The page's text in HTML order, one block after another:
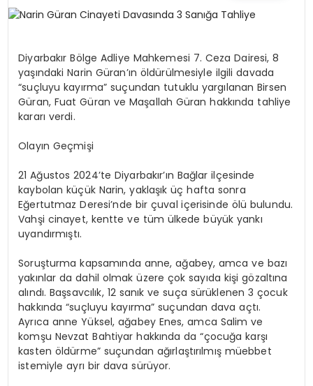
GÜNDEM
SAĞLIK
SPOR
Diyarbakır Bölge Adliye Mahkemesi 7. Ceza Dairesi, 8
yaşındaki Narin Güran’ın öldürülmesiyle ilgili davada
“suçluyu kayırma” suçundan tutuklu yargılanan Birsen
Güran, Fuat Güran ve Maşallah Güran hakkında tahliye
kararı verdi.
Olayın Geçmişi
21 Ağustos 2024’te Diyarbakır’ın Bağlar ilçesinde
kaybolan küçük Narin, yaklaşık üç hafta sonra
Eğertutmaz Deresi’nde bir çuval içerisinde ölü bulundu.
Vahşi cinayet, kentte ve tüm ülkede büyük yankı
uyandırmıştı.
Soruşturma kapsamında anne, ağabey, amca ve bazı
yakınlar da dahil olmak üzere çok sayıda kişi gözaltına
alındı. Başsavcılık, 12 sanık ve suça sürüklenen 3 çocuk
hakkında “suçluyu kayırma” suçundan dava açtı.
Ayrıca anne Yüksel, ağabey Enes, amca Salim ve
komşu Nevzat Bahtiyar hakkında da “çocuğa karşı
kasten öldürme” suçundan ağırlaştırılmış müebbet
istemiyle ayrı bir dava sürüyor.